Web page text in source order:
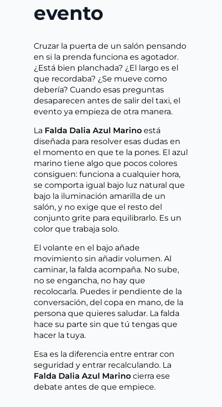
evento
Cruzar la puerta de un salón pensando
en si la prenda funciona es agotador.
¿Está bien planchada? ¿El largo es el
que recordaba? ¿Se mueve como
debería? Cuando esas preguntas
desaparecen antes de salir del taxi, el
evento ya empieza de otra manera.
La Falda Dalia Azul Marino está
diseñada para resolver esas dudas en
el momento en que te la pones. El azul
marino tiene algo que pocos colores
consiguen: funciona a cualquier hora,
se comporta igual bajo luz natural que
bajo la iluminación amarilla de un
salón, y no exige que el resto del
conjunto grite para equilibrarlo. Es un
color que trabaja solo.
El volante en el bajo añade
movimiento sin añadir volumen. Al
caminar, la falda acompaña. No sube,
no se engancha, no hay que
recolocarla. Puedes ir pendiente de la
conversación, del copa en mano, de la
persona que quieres saludar. La falda
hace su parte sin que tú tengas que
hacer la tuya.
Esa es la diferencia entre entrar con
seguridad y entrar recalculando. La
Falda Dalia Azul Marino cierra ese
debate antes de que empiece.